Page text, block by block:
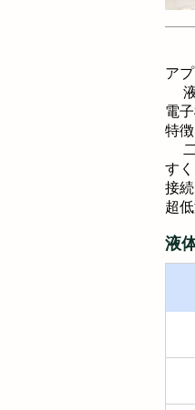
ア
液
電
特徴
二
す
接
超
液